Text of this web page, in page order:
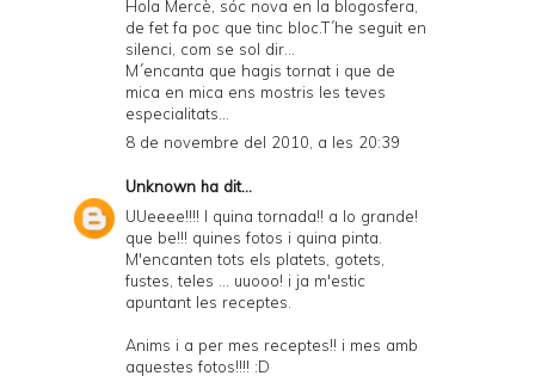
Hola Mercè, sóc nova en la blogosfera,
de fet fa poc que tinc bloc.T´he seguit en
silenci, com se sol dir...
M´encanta que hagis tornat i que de
mica en mica ens mostris les teves
especialitats...
8 de novembre del 2010, a les 20:39
Unknown ha dit...
UUeeee!!!! I quina tornada!! a lo grande!
que be!!! quines fotos i quina pinta.
M'encanten tots els platets, gotets,
fustes, teles ... uuooo! i ja m'estic
apuntant les receptes.
Anims i a per mes receptes!! i mes amb
aquestes fotos!!!! :D